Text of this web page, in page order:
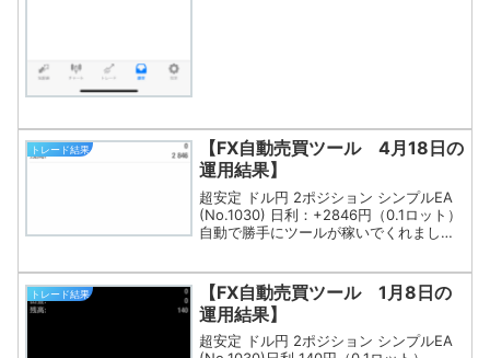
トレード結果
【FX自動売買ツール 4月18日の
運用結果】
超安定 ドル円 2ポジション シンプルEA
(No.1030) 日利：+2846円（0.1ロット）
自動で勝手にツールが稼いでくれました
トレード結果
【FX自動売買ツール 1月8日の
運用結果】
超安定 ドル円 2ポジション シンプルEA